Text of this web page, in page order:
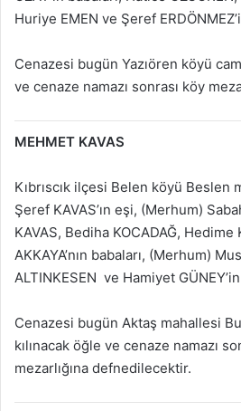
Huriye EMEN ve Şeref
Cenazesi bugün Yazıören köyü
ve cenaze namazı sonrası köy
MEHMET KAVAS
Kıbrıscık ilçesi Belen köyü Beslen
Şeref KAVAS’ın eşi, (Merhum)
KAVAS, Bediha KOCADAĞ, Hedime
AKKAYA’nın babaları, (Merhum)
ALTINKESEN ve Hamiyet
Cenazesi bugün Aktaş mahallesi
kılınacak öğle ve cenaze namazı
mezarlığına defnedilecektir.